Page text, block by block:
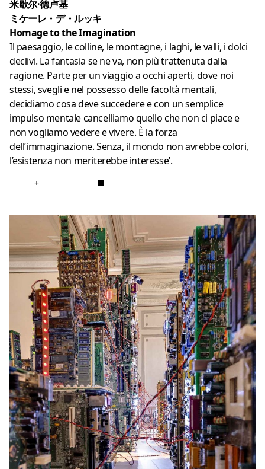
米歇尔·德卢基
ミケーレ・デ・ルッキ
Homage to the Imagination
Il paesaggio, le colline, le montagne, i laghi, le valli, i dolci
declivi. La fantasia se ne va, non più trattenuta dalla
ragione. Parte per un viaggio a occhi aperti, dove noi
stessi, svegli e nel possesso delle facoltà mentali,
decidiamo cosa deve succedere e con un semplice
impulso mentale cancelliamo quello che non ci piace e
non vogliamo vedere e vivere. È la forza
dell’immaginazione. Senza, il mondo non avrebbe colori,
l’esistenza non meriterebbe interesse’.
+ ■